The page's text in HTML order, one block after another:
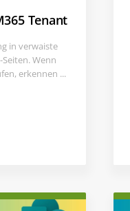
Tenant
in verwaiste
Wenn
erkennen ...